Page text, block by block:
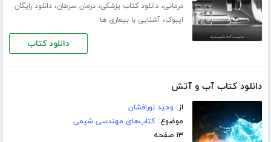
درمانی،دانلود کتاب پزشکی،درمان سرطان،دانلود رایگان
ایبوک،آشنایی با بیماری ها
دانلود کتاب
دانلود کتاب آب و آتش
از: وحید نورافشان
موضوع:کتاب‌های مهندسی شیمی
۱۳ صفحه